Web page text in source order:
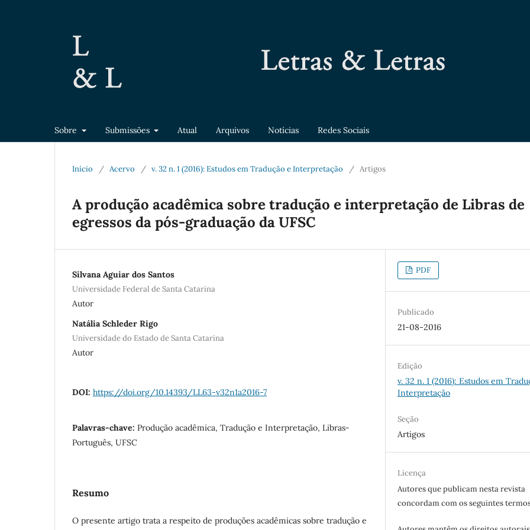
Sobre Submissões Atual Arquivos Notícias Redes Sociais
Início / Acervo / v. 32 n. 1 (2016): Estudos em Tradução e Interpretação / Artigos
A produção acadêmica sobre tradução e interpretação de Libras de
egressos da pós-graduação da UFSC
Silvana Aguiar dos Santos
Universidade Federal de Santa Catarina
Autor
Natália Schleder Rigo
Universidade do Estado de Santa Catarina
Autor
DOI: https://doi.org/10.14393/LL63-v32n1a2016-7
Palavras-chave: Produção acadêmica, Tradução e Interpretação, Libras-
Português, UFSC
Resumo
O presente artigo trata a respeito de produções acadêmicas sobre tradução e
PDF
Publicado
21-08-2016
Edição
v. 32 n. 1 (2016): Estudos em
Interpretação
Seção
Artigos
Licença
Autores que publicam nesta revista
concordam com os seguintes